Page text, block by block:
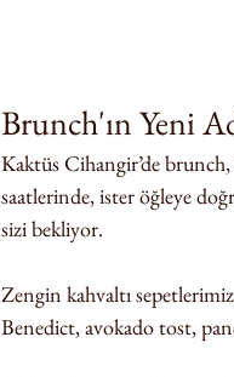
Brunch'ın Yeni
Kaktüs Cihangir’de
saatlerinde, ister öğleye
sizi bekliyor.
Zengin kahvaltı
Benedict, avokado tost,